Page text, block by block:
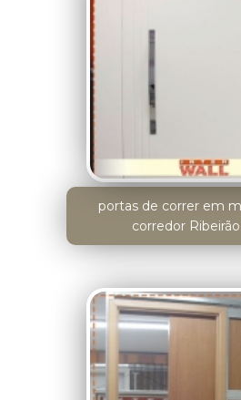
portas de correr em
corredor